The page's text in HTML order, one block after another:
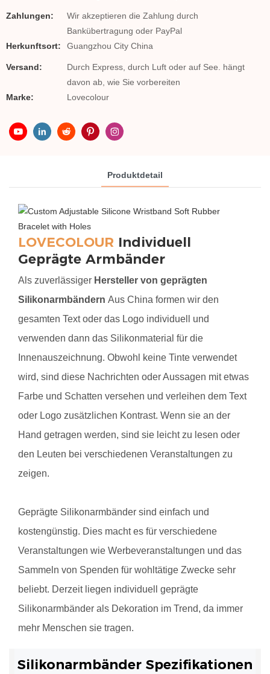
Zahlungen:
Wir akzeptieren die Zahlung durch
Bankübertragung oder PayPal
Herkunftsort:
Guangzhou City China
Versand:
Durch Express, durch Luft oder auf See. hängt
davon ab, wie Sie vorbereiten
Marke:
Lovecolour
Produktdetail
LOVECOLOUR Individuell
Geprägte Armbänder
Als zuverlässiger Hersteller von geprägten
Silikonarmbändern Aus China formen wir den
gesamten Text oder das Logo individuell und
verwenden dann das Silikonmaterial für die
Innenauszeichnung. Obwohl keine Tinte verwendet
wird, sind diese Nachrichten oder Aussagen mit etwas
Farbe und Schatten versehen und verleihen dem Text
oder Logo zusätzlichen Kontrast. Wenn sie an der
Hand getragen werden, sind sie leicht zu lesen oder
den Leuten bei verschiedenen Veranstaltungen zu
zeigen.
Geprägte Silikonarmbänder sind einfach und
kostengünstig. Dies macht es für verschiedene
Veranstaltungen wie Werbeveranstaltungen und das
Sammeln von Spenden für wohltätige Zwecke sehr
beliebt. Derzeit liegen individuell geprägte
Silikonarmbänder als Dekoration im Trend, da immer
mehr Menschen sie tragen.
Silikonarmbänder Spezifikationen